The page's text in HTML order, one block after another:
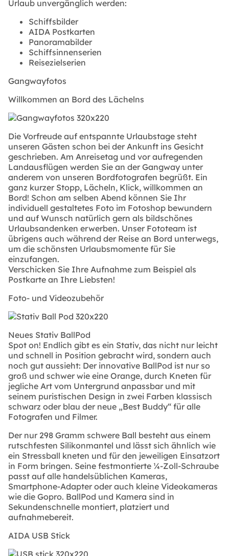
Urlaub unvergänglich werden:
Schiffsbilder
AIDA Postkarten
Panoramabilder
Schiffsinnenserien
Reisezielserien
Gangwayfotos
Willkommen an Bord des Lächelns
Die Vorfreude auf entspannte Urlaubstage steht
unseren Gästen schon bei der Ankunft ins Gesicht
geschrieben. Am Anreisetag und vor aufregenden
Landausflügen werden Sie an der Gangway unter
anderem von unseren Bordfotografen begrüßt. Ein
ganz kurzer Stopp, Lächeln, Klick, willkommen an
Bord! Schon am selben Abend können Sie Ihr
individuell gestaltetes Foto im Fotoshop bewundern
und auf Wunsch natürlich gern als bildschönes
Urlaubsandenken erwerben. Unser Fototeam ist
übrigens auch während der Reise an Bord unterwegs,
um die schönsten Urlaubsmomente für Sie
einzufangen.
Verschicken Sie Ihre Aufnahme zum Beispiel als
Postkarte an Ihre Liebsten!
Foto- und Videozubehör
Neues Stativ BallPod
Spot on! Endlich gibt es ein Stativ, das nicht nur leicht
und schnell in Position gebracht wird, sondern auch
noch gut aussieht: Der innovative BallPod ist nur so
groß und schwer wie eine Orange, durch Kneten für
jegliche Art vom Untergrund anpassbar und mit
seinem puristischen Design in zwei Farben klassisch
schwarz oder blau der neue „Best Buddy“ für alle
Fotografen und Filmer.
Der nur 298 Gramm schwere Ball besteht aus einem
rutschfesten Silikonmantel und lässt sich ähnlich wie
ein Stressball kneten und für den jeweiligen Einsatzort
in Form bringen. Seine festmontierte ¼-Zoll-Schraube
passt auf alle handelsüblichen Kameras,
Smartphone-Adapter oder auch kleine Videokameras
wie die Gopro. BallPod und Kamera sind in
Sekundenschnelle montiert, platziert und
aufnahmebereit.
AIDA USB Stick